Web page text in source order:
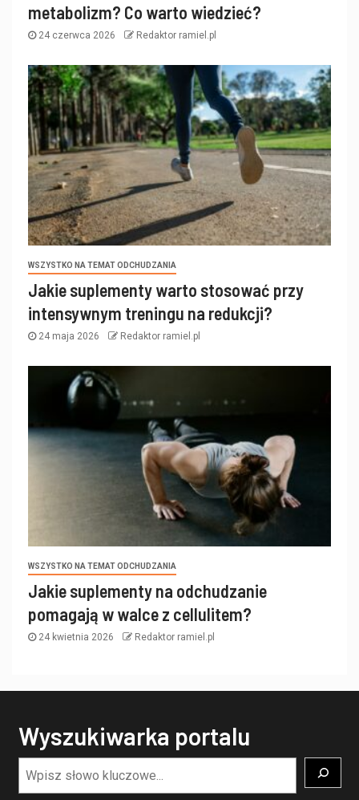
metabolizm? Co warto wiedzieć?
24 czerwca 2026 Redaktor ramiel.pl
WSZYSTKO NA TEMAT ODCHUDZANIA
Jakie suplementy warto stosować przy
intensywnym treningu na redukcji?
24 maja 2026 Redaktor ramiel.pl
WSZYSTKO NA TEMAT ODCHUDZANIA
Jakie suplementy na odchudzanie
pomagają w walce z cellulitem?
24 kwietnia 2026 Redaktor ramiel.pl
Wyszukiwarka portalu